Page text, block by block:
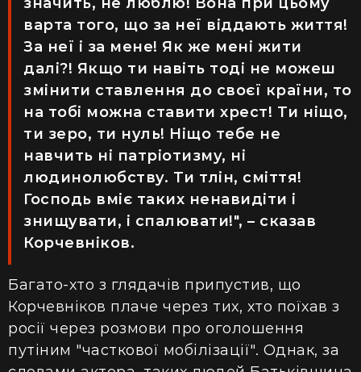
варта того, що за неї віддають життя!
За неї і за мене! Як же мені жити
далі?! Якщо ти навіть тоді не можеш
змінити ставлення до своєї країни, то
на тобі можна ставити хрест! Ти ніщо,
ти зеро, ти нуль! Ніщо тебе не
навчить ні патріотизму, ні
людинолюбству. Ти тлін, сміття!
Господь вміє таких ненавидіти і
знищувати, і спалювати!", – сказав
Корчевніков.
Багато-хто з глядачів припустив, що
Корчевніков плаче через тих, хто поїхав з
росії через розмови про оголошення
путіним "часткової мобілізації". Однак, за